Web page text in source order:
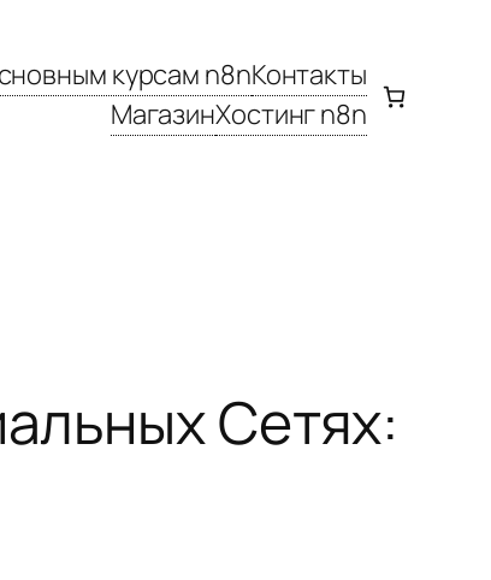
курсам n8nКонтакты
МагазинХостинг n8n
Сетях: